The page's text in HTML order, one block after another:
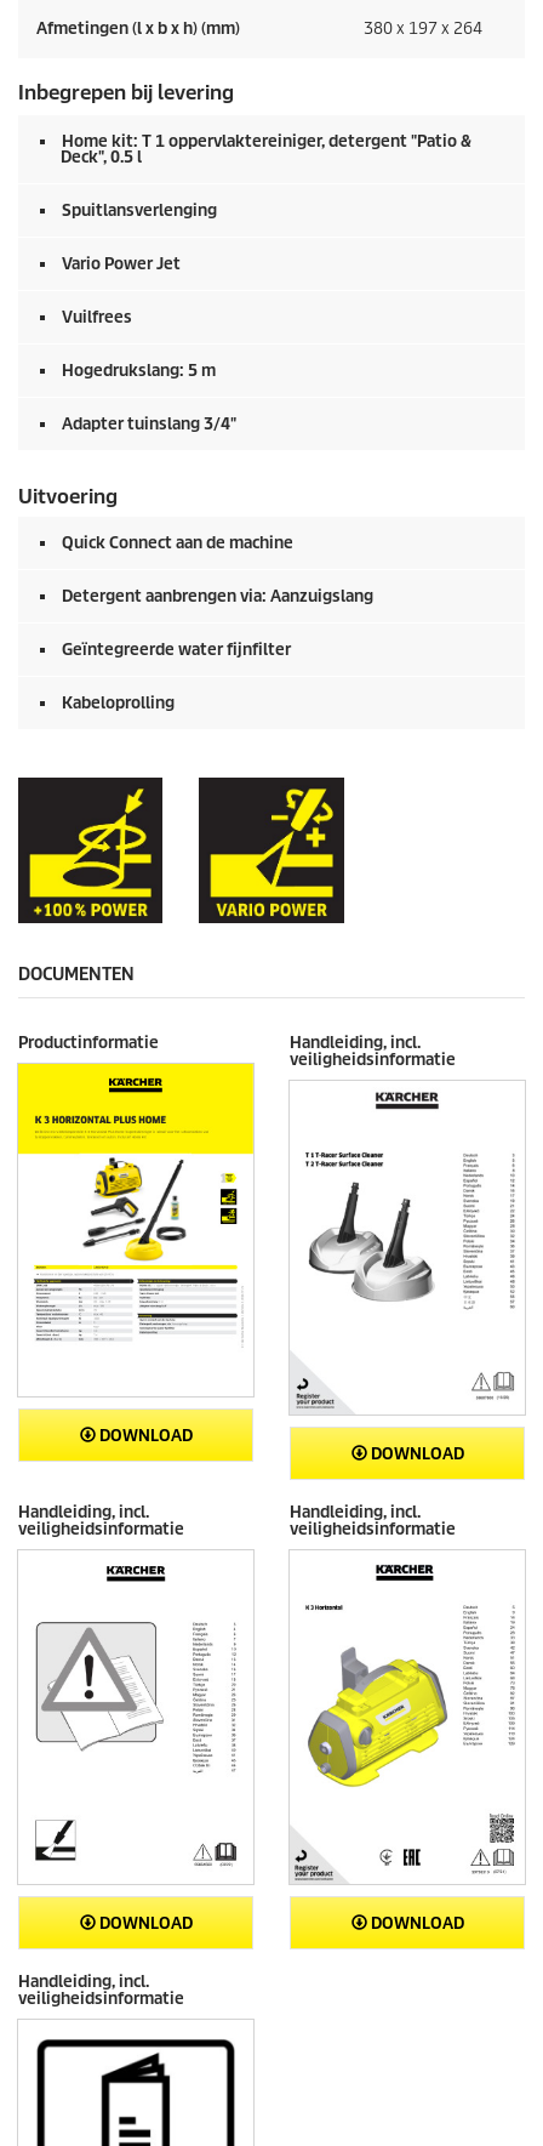
Afmetingen (l x b x h) (mm) 380 x 197 x 264
Inbegrepen bij levering
Home kit: T 1 oppervlaktereiniger, detergent "Patio &
Deck", 0.5 l
Spuitlansverlenging
Vario Power Jet
Vuilfrees
Hogedrukslang: 5 m
Adapter tuinslang 3/4"
Uitvoering
Quick Connectaan de machine
Detergent aanbrengen via: Aanzuigslang
Geïntegreerde water fijnfilter
Kabeloprolling
DOCUMENTEN
Productinformatie
DOWNLOAD
Handleiding, incl.
veiligheidsinformatie
DOWNLOAD
Handleiding, incl.
veiligheidsinformatie
DOWNLOAD
Handleiding, incl.
veiligheidsinformatie
DOWNLOAD
Handleiding, incl.
veiligheidsinformatie